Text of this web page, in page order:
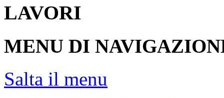
LAVORI
MENU DI
Salta il menu